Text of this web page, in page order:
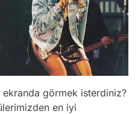
görmek isterdiniz?
en iyi
Video